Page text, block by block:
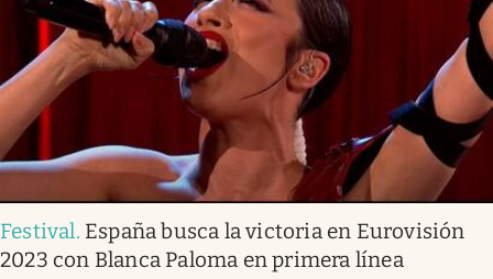
Festival. España busca la victoria en Eurovisión
2023 con Blanca Paloma en primera línea